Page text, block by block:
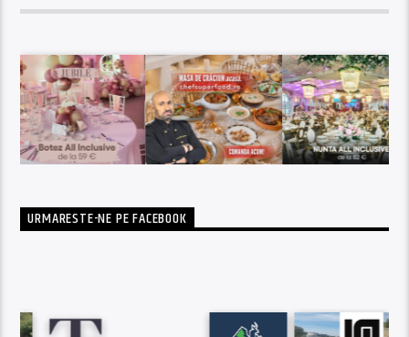
URMARESTE-NE PE FACEBOOK